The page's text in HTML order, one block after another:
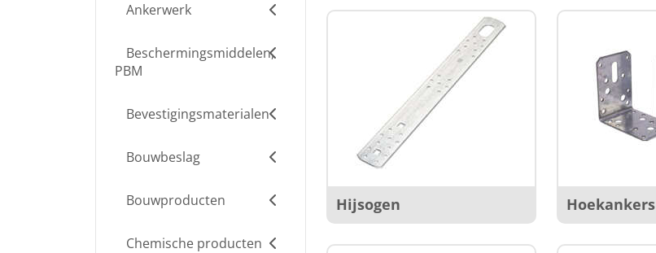
Ankerwerk
Beschermingsmiddelen,
PBM
Bevestigingsmaterialen
Bouwbeslag
Bouwproducten
Chemische producten
Hijsogen Hoekankers